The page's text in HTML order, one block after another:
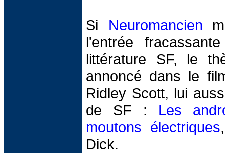
Si Neuromancien
l'entrée
littérature SF, le
annoncé dans le
Ridley Scott, lui
de SF : Les
moutons électriques
Dick.